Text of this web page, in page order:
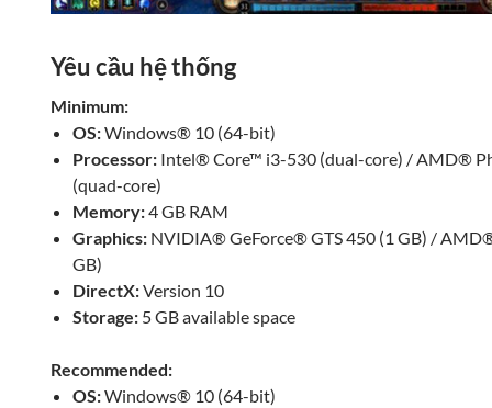
Yêu cầu hệ thống
Minimum:
OS:Windows® 10 (64-bit)
Processor: Intel® Core™ i3-530 (dual-core) / AMD®
(quad-core)
Memory:4 GB RAM
Graphics: NVIDIA® GeForce® GTS 450 (1 GB) /
GB)
DirectX:Version 10
Storage: 5 GB available space
Recommended:
OS:Windows® 10 (64-bit)